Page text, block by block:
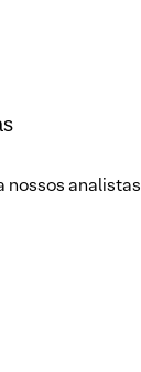
nossos analistas